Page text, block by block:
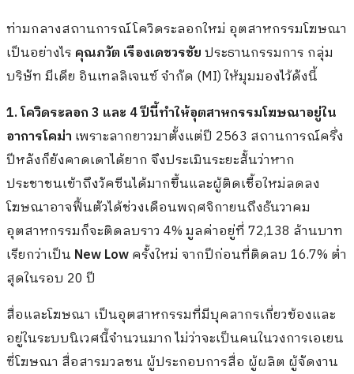
ท่ามกลางสถานการณ์โควิดระลอกใหม่ อุตสาหกรรมโฆษณา
เป็นอย่างไร คุณภวัต เรืองเดชวรชัยประธานกรรมการ กลุ่ม
บริษัท มีเดีย อินเทลลิเจนซ์ จำกัด (MI) ให้มุมมองไว้ดังนี้
1. โควิดระลอก 3 และ 4 ปีนี้ทำให้อุตสาหกรรมโฆษณาอยู่ใน
อาการโคม่า เพราะลากยาวมาตั้งแต่ปี 2563 สถานการณ์ครึ่ง
ปีหลังก็ยังคาดเดาได้ยาก จึงประเมินระยะสั้นว่าหาก
ประชาชนเข้าถึงวัคซีนได้มากขึ้นและผู้ติดเชื้อใหม่ลดลง
โฆษณาอาจฟื้นตัวได้ช่วงเดือนพฤศจิกายนถึงธันวาคม
อุตสาหกรรมก็จะติดลบราว 4% มูลค่าอยู่ที่ 72,138 ล้านบาท
เรียกว่าเป็น New Lowครั้งใหม่ จากปีก่อนที่ติดลบ 16.7% ต่ำ
สุดในรอบ 20 ปี
สื่อและโฆษณา เป็นอุตสาหกรรมที่มีบุคลากรเกี่ยวข้องและ
อยู่ในระบบนิเวศนี้จำนวนมาก ไม่ว่าจะเป็นคนในวงการเอเยน
ซี่โฆษณา สื่อสารมวลชน ผู้ประกอบการสื่อ ผู้ผลิต ผู้จัดงาน